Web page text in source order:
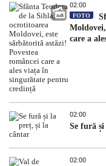
02:00
FOTO
care a
02:00
Se fură
02:00